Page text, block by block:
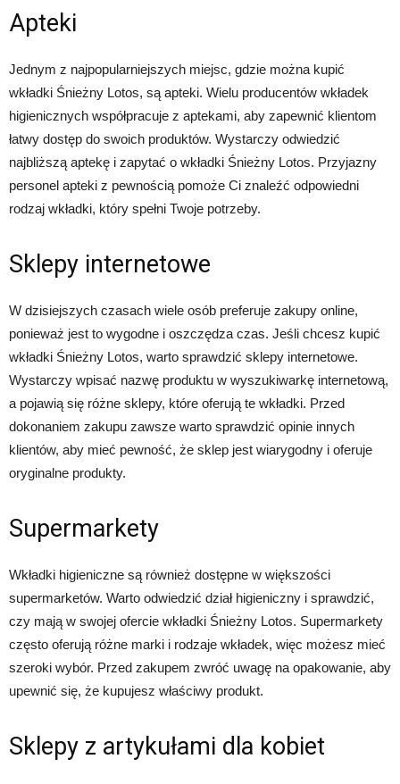
Apteki
Jednym z najpopularniejszych miejsc, gdzie można kupić
wkładki Śnieżny Lotos, są apteki. Wielu producentów wkładek
higienicznych współpracuje z aptekami, aby zapewnić klientom
łatwy dostęp do swoich produktów. Wystarczy odwiedzić
najbliższą aptekę i zapytać o wkładki Śnieżny Lotos. Przyjazny
personel apteki z pewnością pomoże Ci znaleźć odpowiedni
rodzaj wkładki, który spełni Twoje potrzeby.
Sklepy internetowe
W dzisiejszych czasach wiele osób preferuje zakupy online,
ponieważ jest to wygodne i oszczędza czas. Jeśli chcesz kupić
wkładki Śnieżny Lotos, warto sprawdzić sklepy internetowe.
Wystarczy wpisać nazwę produktu w wyszukiwarkę internetową,
a pojawią się różne sklepy, które oferują te wkładki. Przed
dokonaniem zakupu zawsze warto sprawdzić opinie innych
klientów, aby mieć pewność, że sklep jest wiarygodny i oferuje
oryginalne produkty.
Supermarkety
Wkładki higieniczne są również dostępne w większości
supermarketów. Warto odwiedzić dział higieniczny i sprawdzić,
czy mają w swojej ofercie wkładki Śnieżny Lotos. Supermarkety
często oferują różne marki i rodzaje wkładek, więc możesz mieć
szeroki wybór. Przed zakupem zwróć uwagę na opakowanie, aby
upewnić się, że kupujesz właściwy produkt.
Sklepy z artykułami dla kobiet